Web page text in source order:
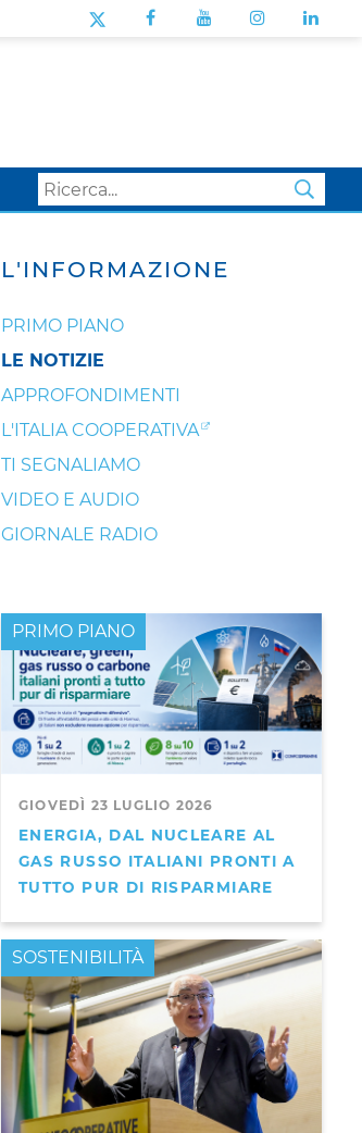
L'INFORMAZIONE
PRIMO PIANO
LE NOTIZIE
APPROFONDIMENTI
L'ITALIA COOPERATIVA
TI SEGNALIAMO
VIDEO E AUDIO
GIORNALE RADIO
GIOVEDÌ 23 LUGLIO 2026
ENERGIA, DAL NUCLEARE AL
GAS RUSSO ITALIANI PRONTI A
TUTTO PUR DI RISPARMIARE
PRIMO PIANO
PRIMO PIANO
SOSTENIBILITÀ